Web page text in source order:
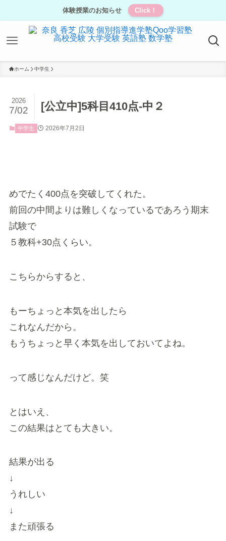
体験授業のお知らせ Click！
ホーム 中学生
[公立中]5科目410点-中２
2026
7/02
中学生 2026年7月2日
めでたく400点を突破してくれた。
前回の中間よりは難しくなっているであろう期末
試験で
５教科+30点くらい。
こちらからすると、
もーちょっと本気を出したら
これなんだから。
もうちょっと早く本気を出しておいてよね。
って感じなんだけど。笑
とはいえ、
この結果はとても大きい。
結果が出る
↓
うれしい
↓
また頑張る